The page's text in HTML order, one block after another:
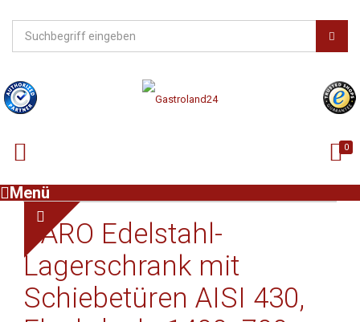
0
Menü
SARO Edelstahl-
Lagerschrank mit
Schiebetüren AISI 430,